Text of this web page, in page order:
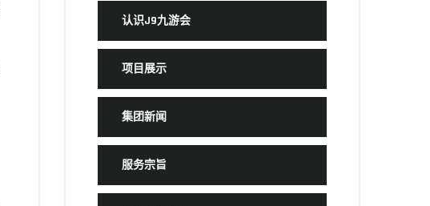
认识J9九游会
项目展示
集团新闻
服务宗旨